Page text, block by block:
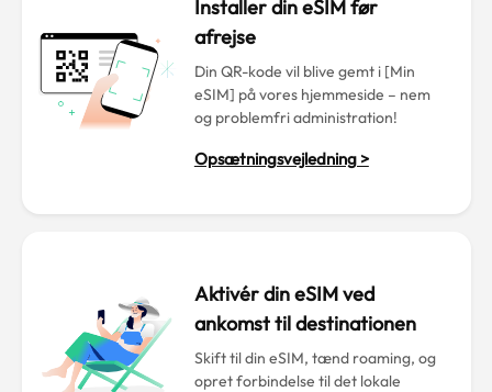
Installer din eSIM før
afrejse
Din QR-kode vil blive gemt i [Min
eSIM] på vores hjemmeside – nem
og problemfri administration!
Opsætningsvejledning >
Aktivér din eSIM ved
ankomst til destinationen
Skift til din eSIM, tænd roaming, og
opret forbindelse til det lokale